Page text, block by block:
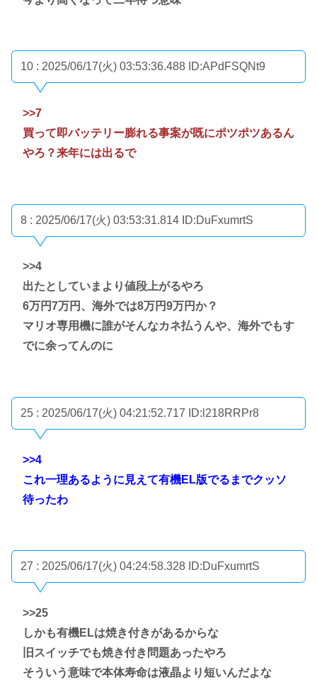
10 : 2025/06/17(火) 03:53:36.488 ID:APdFSQNt9
>>7
買って即バッテリー膨れる事案が既にポツポツあるん
やろ？来年には出るで
8 : 2025/06/17(火) 03:53:31.814 ID:DuFxumrtS
>>4
出たとしていまより値段上がるやろ
6万円7万円、海外では8万円9万円か？
マリオ専用機に誰がそんなカネ払うんや、海外でもす
でに余ってんのに
25 : 2025/06/17(火) 04:21:52.717 ID:l218RRPr8
>>4
これ一理あるように見えて有機EL版でるまでクッソ
待ったわ
27 : 2025/06/17(火) 04:24:58.328 ID:DuFxumrtS
>>25
しかも有機ELは焼き付きがあるからな
旧スイッチでも焼き付き問題あったやろ
そういう意味で本体寿命は液晶より短いんだよな